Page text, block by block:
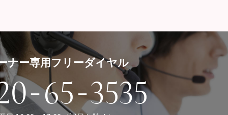
ーナー専用フリーダイヤル
-65-3535